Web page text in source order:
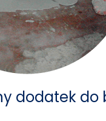
dodatek do